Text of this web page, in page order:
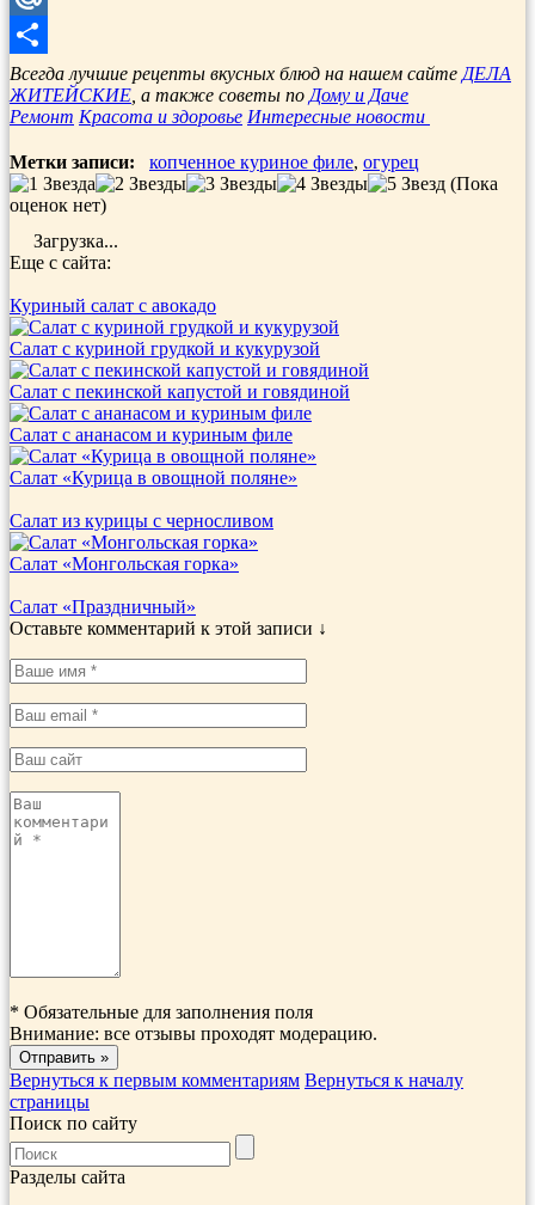
Mail.Ru
Отправить
Всегда лучшие рецепты вкусных блюд на нашем сайте ДЕЛА
ЖИТЕЙСКИЕ , а также советы по Дому и Даче
Ремонт Красота и здоровье Интересные новости
Метки записи: копченное куриное филе, огурец
(Пока
оценок нет)
Загрузка...
Еще с сайта:
Куриный салат с авокадо
Салат с куриной грудкой и кукурузой
Салат с пекинской капустой и говядиной
Салат с ананасом и куриным филе
Салат «Курица в овощной поляне»
Салат из курицы с черносливом
Салат «Монгольская горка»
Салат «Праздничный»
Оставьте комментарий к этой записи ↓
* Обязательные для заполнения поля
Внимание: все отзывы проходят модерацию.
Вернуться к первым комментариям Вернуться к началу
страницы
Поиск по сайту
Разделы сайта